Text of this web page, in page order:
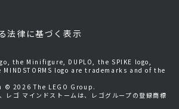
法律に基づく表示
the Minifigure, DUPLO, the SPIKE logo,
MINDSTORMS logo are trademarks and of the
2026 The LEGO Group.
レゴ マインドストームは、レゴグループの登録商標